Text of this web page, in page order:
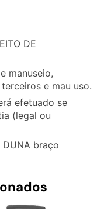
DE
manuseio,
e mau uso.
efetuado se
(legal ou
braço